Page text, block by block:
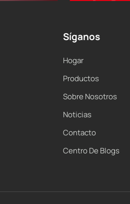
Síganos
Hogar
Productos
Sobre Nosotros
Noticias
Contacto
Centro De Blogs